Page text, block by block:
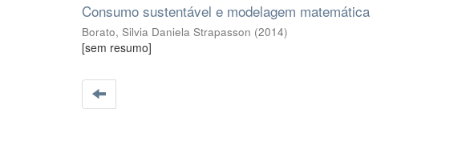
Consumo sustentável e modelagem matemática
Borato, Silvia Daniela Strapasson (2014)
[sem resumo]